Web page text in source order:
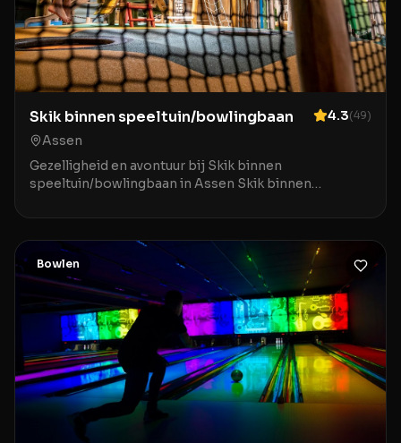
Skik binnen speeltuin/bowlingbaan 4.3(49)
Assen
Gezelligheid en avontuur bij Skik binnen
speeltuin/bowlingbaan in Assen Skik binnen
bestemming voor gezinn
Bowlen